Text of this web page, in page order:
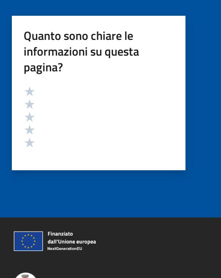
Quanto sono chiare le
informazioni su questa
pagina?
Valutazione